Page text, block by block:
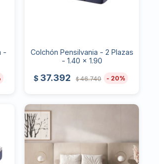
-
Colchón Pensilvania - 2 Plazas
- 1.40 x 1.90
$ 37.392 $ 46.740 20